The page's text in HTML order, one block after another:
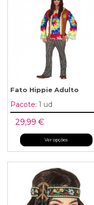
Fato Hippie Adulto
Pacote: 1 ud
29,99 €
Ver opções